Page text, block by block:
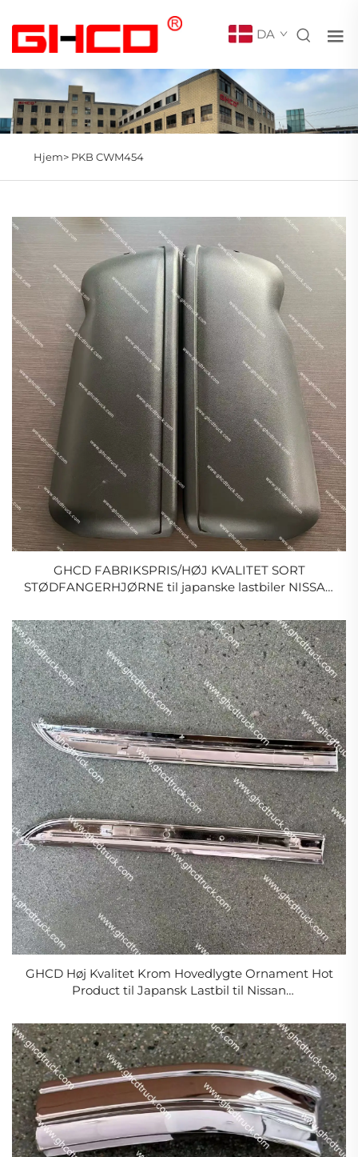
DA
Hjem> PKB CWM454
GHCD FABRIKSPRIS/HØJ KVALITET SORT
STØDFANGERHJØRNE til japanske lastbiler NISSAN
GHCD Høj Kvalitet Krom Hovedlygte Ornament Hot
Product til Japansk Lastbil til Nissan